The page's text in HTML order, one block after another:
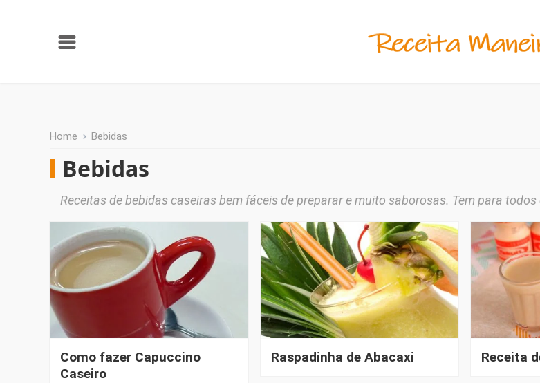
Home Bebidas
Bebidas
Receitas de bebidas caseiras bem fáceis de preparar e muito saborosas. Tem para
Como fazer Capuccino
Caseiro
Raspadinha de Abacaxi Receita